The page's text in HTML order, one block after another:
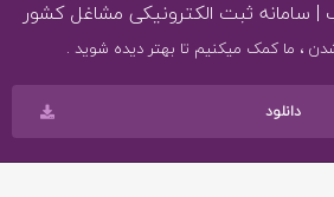
، ما کمک میکنیم تا بهتر دیده شوید .
دانلود